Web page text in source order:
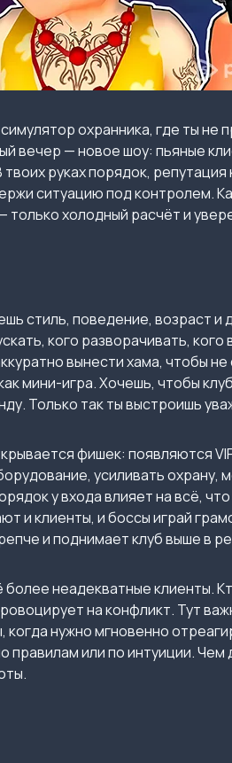
охранника, где ты не
вечер — новое шоу: пьяные
руках порядок,
ситуацию под контролем.
только холодный расчёт и
стиль, поведение, возраст и
кого разворачивать,
вынести хама, чтобы
мини-игра. Хочешь, чтобы
Только так ты выстроишь
фишек: появляются
усиливать охрану,
у входа влияет на всё,
и клиенты, и боссы играй
и поднимает клуб выше в
неадекватные клиенты.
на конфликт. Тут
нужно мгновенно
правилам или по интуиции.